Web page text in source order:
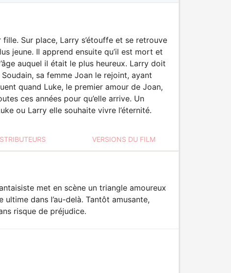
Sur place, Larry s’étouffe et se retrouve
jeune. Il apprend ensuite qu’il est mort et
auquel il était le plus heureux. Larry doit
sa femme Joan le rejoint, ayant
quand Luke, le premier amour de Joan,
ces années pour qu’elle arrive. Un
ou Larry elle souhaite vivre l’éternité.
VERSIONS DU FILM
met en scène un triangle amoureux
dans l’au-delà. Tantôt amusante,
risque de préjudice.